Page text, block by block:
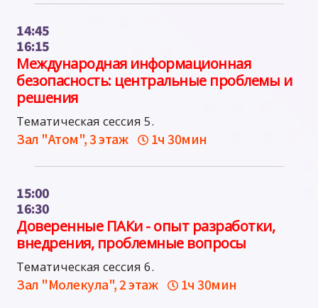
14:45
16:15
Международная информационная
безопасность: центральные проблемы и
решения
Тематическая сессия 5.
Зал "Атом", 3 этаж 1ч 30мин
15:00
16:30
Доверенные ПАКи - опыт разработки,
внедрения, проблемные вопросы
Тематическая сессия 6.
Зал "Молекула", 2 этаж 1ч 30мин